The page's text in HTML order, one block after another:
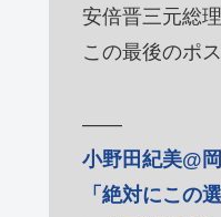
安倍晋三元総
この最後のポ
――
小野田紀美@
「絶対にこの